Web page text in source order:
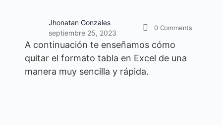
Jhonatan Gonzales
septiembre 25, 2023
0 Comments
A continuación te enseñamos cómo
quitar el formato tabla en Excel de una
manera muy sencilla y rápida.